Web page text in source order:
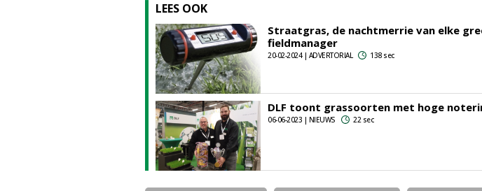
LEES OOK
Straatgras, de nachtmerrie van elke
fieldmanager
20-02-2024 | ADVERTORIAL 138 sec
DLF toont grassoorten met hoge
06-06-2023 | NIEUWS 22 sec